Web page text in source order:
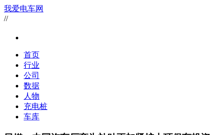
我爱电车网
//
首页
行业
公司
数据
人物
充电桩
车库